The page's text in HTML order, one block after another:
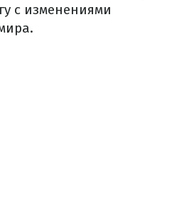
с изменениями